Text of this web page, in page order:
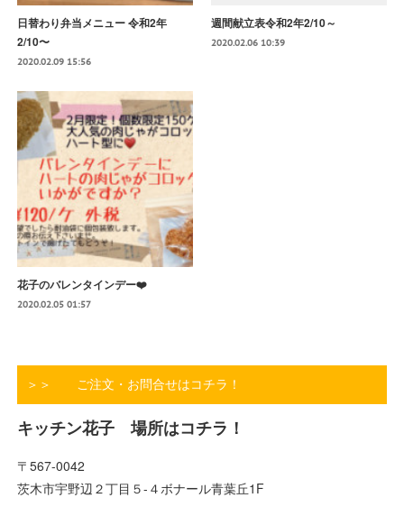
日替わり弁当メニュー 令和2年
2/10〜
2020.02.09 15:56
週間献立表令和2年2/10～
2020.02.06 10:39
花子のバレンタインデー❤️
2020.02.05 01:57
＞＞ ご注文・お問合せはコチラ！
キッチン花子 場所はコチラ！
〒567-0042
茨木市宇野辺２丁目５-４ボナール青葉丘1F